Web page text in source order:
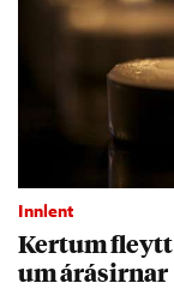
Innlent
Kert­um
um árás­irn­ar